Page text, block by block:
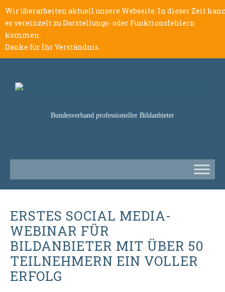
Wir überarbeiten aktuell unsere Webseite. In dieser Zeit
es vereinzelt zu Darstellungs- oder Funktionsfehlern
kommen.
Danke für Ihr Verständnis.
Bundesverband professioneller Bildanbieter
ERSTES SOCIAL MEDIA-
WEBINAR FÜR
BILDANBIETER MIT ÜBER 50
TEILNEHMERN EIN VOLLER
ERFOLG